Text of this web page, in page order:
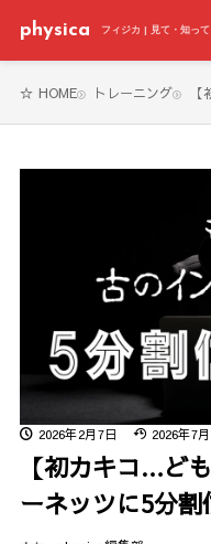
physica フィジカ | 見て・知っ
HOME トレーニング
2026年2月7日 2026年7
【初カキコ…ど
ーネッツに5分